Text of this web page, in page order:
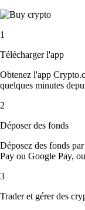
1
Télécharger l'app
Obtenez l'app
quelques minutes
2
Déposer des fonds
Déposez des fonds
Pay ou Google Pay,
3
Trader et gérer des